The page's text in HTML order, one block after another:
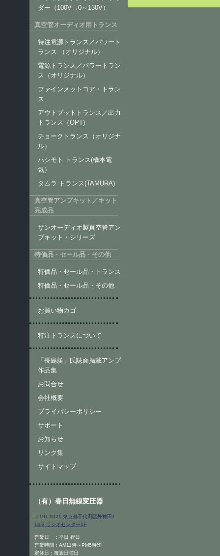
ダー（100V→0～130V）
真空管オーディオ用トランス
特注電源トランス／パワート
ランス （オリジナル）
電源トランス／パワートラン
ス（オリジナル）
ファインメットコア・トラン
ス
アウトプットトランス／出力
トランス（OPT)
チョークトランス（オリジナ
ル）
ハシモト トランス(橋本電
気）
タムラ トランス(TAMURA)
真空管アンプキット／キット
完成品
サンオーディオ製真空管アン
プキット・シリーズ
特価品・セール品・その他
特価品・セール品・トランス
特価品・セール品・その他
お買い物カゴ
特注トランスについて
「長島勝」氏誌面掲載アンプ
作品集
お問合せ
会社概要
プライバシーポリシー
サポート
お知らせ
リンク集
サイトマップ
（有）春日無線変圧器
〒101-0021 東京都千代田区外神田1-
14-2 ラジオセンター1F
営業日 ：平日 祝日
営業時間：AM11時～PM5時迄
定休日：毎週日曜日